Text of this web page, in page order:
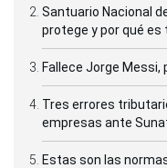
Santuario Nacional
protege y por qué es
Fallece Jorge
Tres errores
empresas ante
Estas son las